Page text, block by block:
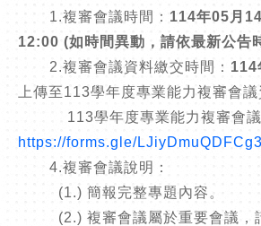
1.複審會議時間： 114年05月
12:00 (如時間異動，請依最新公告
2.複審會議資料繳交時間： 114
上傳至113學年度專業能力複審會議
113學年度專業能力複審會
https://forms.gle/
4.複審會議說明：
(1.) 簡報完整專題內容。
(2.) 複審會議屬於重要會議，請